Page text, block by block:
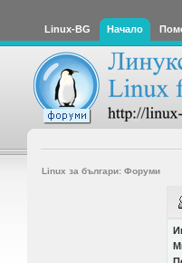
Linux-BG Начало
Linux за българи: Форуми